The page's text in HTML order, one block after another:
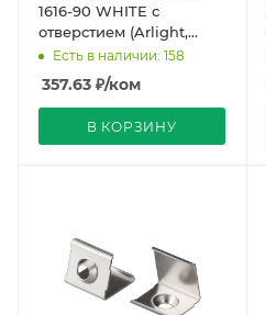
1616-90 WHITE с
отверстием (Arlight,
Пластик)
Есть в наличии: 158
357.63 ₽/ком
В КОРЗИНУ